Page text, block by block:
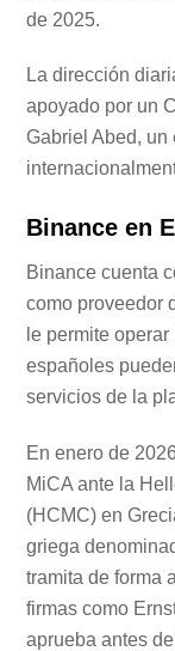
de 2025.
La dirección
apoyado por un
Gabriel Abed,
Binance en
Binance cuenta
como proveedor
le permite
españoles
servicios de la
En enero de
MiCA ante la
(HCMC) en
griega
tramita de forma
firmas como
aprueba antes